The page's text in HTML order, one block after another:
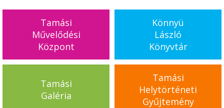
Tamási
Művelődési
Központ
Könnyü
László
Könyvtár
Tamási
Galéria
Tamási
Helytörténeti
Gyűjtemény